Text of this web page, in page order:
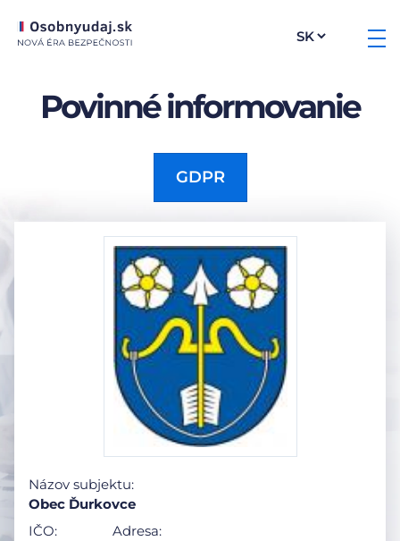
Povinné informovanie
GDPR
Názov subjektu:
Obec Ďurkovce
IČO:
Adresa: